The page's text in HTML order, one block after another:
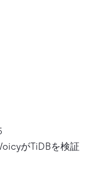
がTiDBを検証